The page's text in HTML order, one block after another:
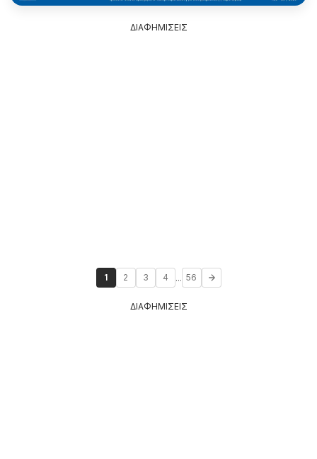
ΔΙΑΦΗΜΙΣΕΙΣ
1 2 3 4 ... 56
ΔΙΑΦΗΜΙΣΕΙΣ